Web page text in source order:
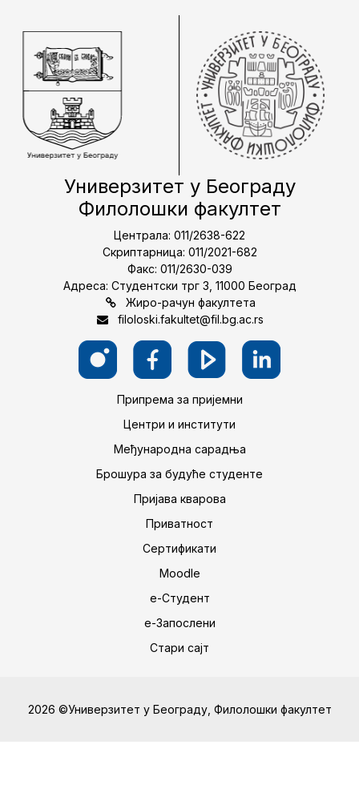
Универзитет у Београду
Филолошки факултет
Централа: 011/2638-622
Скриптарница: 011/2021-682
Факс: 011/2630-039
Адреса: Студентски трг 3, 11000 Београд
Жиро-рачун факултета
filoloski.fakultet@fil.bg.ac.rs
Припрема за пријемни
Центри и институти
Међународна сарадња
Брошура за будуће студенте
Пријава кварова
Приватност
Сертификати
Moodle
е-Студент
е-Запослени
Стари сајт
2026 ©Универзитет у Београду, Филолошки факултет